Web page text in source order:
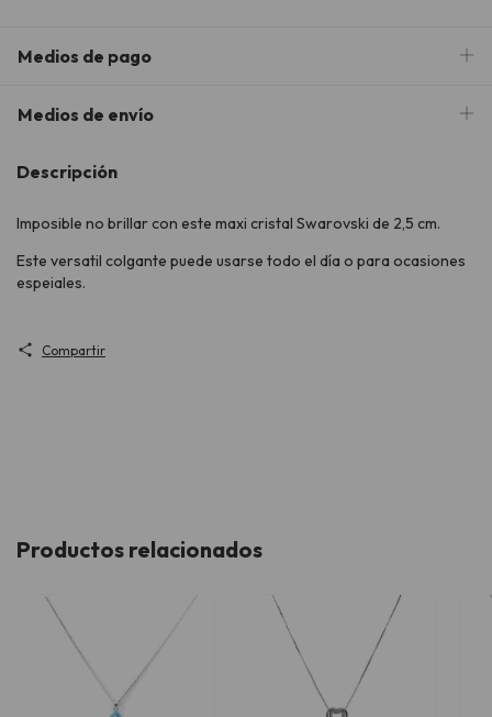
Medios de pago
Medios de envío
Descripción
Imposible no brillar con este maxi cristal Swarovski de 2,5 cm.
Este versatil colgante puede usarse todo el día o para ocasiones
espeiales.
Compartir
Productos relacionados